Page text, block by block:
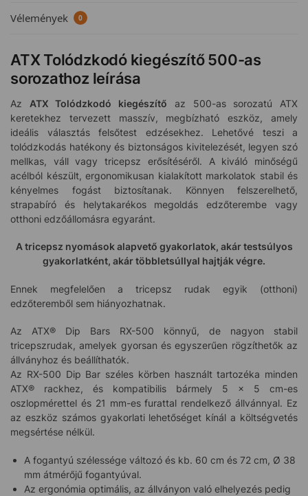
Vélemények 0
ATX Tolódzkodó kiegészítő 500-as
sorozathoz leírása
Az ATX Tolódzkodó kiegészítő az 500-as sorozatú ATX
keretekhez tervezett masszív, megbízható eszköz, amely
ideális választás felsőtest edzésekhez. Lehetővé teszi a
tolódzkodás hatékony és biztonságos kivitelezését, legyen szó
mellkas, váll vagy tricepsz erősítéséről. A kiváló minőségű
acélból készült, ergonomikusan kialakított markolatok stabil és
kényelmes fogást biztosítanak. Könnyen felszerelhető,
strapabíró és helytakarékos megoldás edzőterembe vagy
otthoni edzőállomásra egyaránt.
A tricepsz nyomások alapvető gyakorlatok, akár testsúlyos
gyakorlatként, akár többletsúllyal hajtják végre.
Ennek megfelelően a tricepsz rudak egyik (otthoni)
edzőteremből sem hiányozhatnak.
Az ATX® Dip Bars RX-500 könnyű, de nagyon stabil
tricepszrudak, amelyek gyorsan és egyszerűen rögzíthetők az
állványhoz és beállíthatók.
Az RX-500 Dip Bar széles körben használt tartozéka minden
ATX® rackhez, és kompatibilis bármely 5 x 5 cm-es
oszlopmérettel és 21 mm-es furattal rendelkező állvánnyal. Ez
az eszköz számos gyakorlati lehetőséget kínál a költségvetés
megsértése nélkül.
A fogantyú szélessége változó és kb. 60 cm és 72 cm, Ø 38
mm átmérőjű fogantyúval.
Az ergonómia optimális, az állványon való elhelyezés pedig